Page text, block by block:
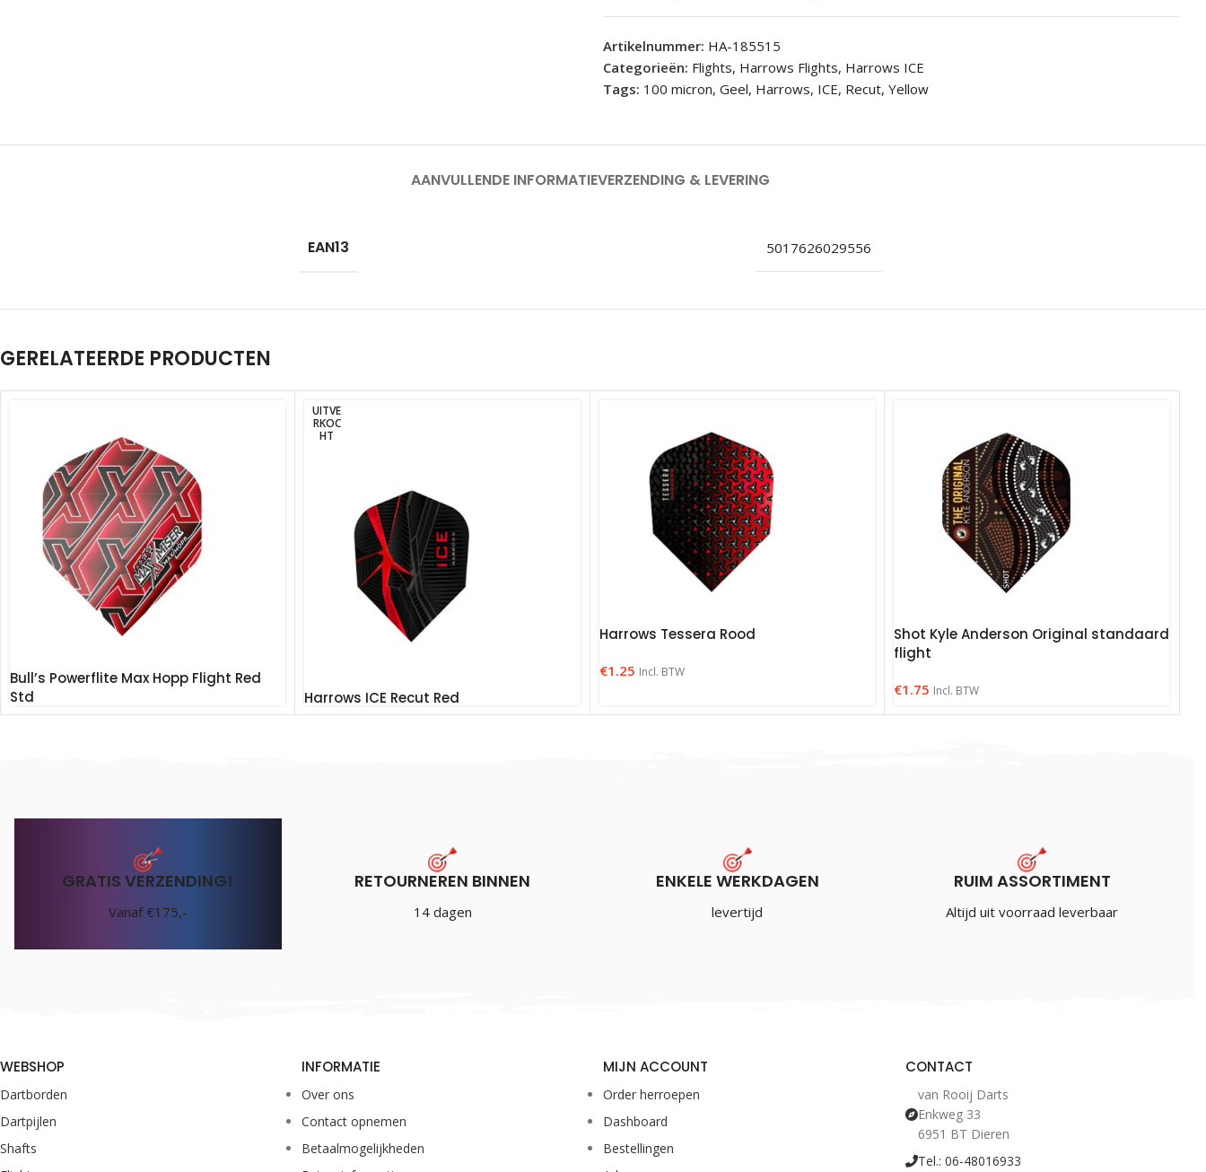
Artikelnummer: HA-185515
Categorieën: Flights, Harrows Flights, Harrows ICE
Tags: 100 micron, Geel, Harrows, ICE, Recut, Yellow
AANVULLENDE INFORMATIEVERZENDING & LEVERING
EAN13 5017626029556
GERELATEERDE PRODUCTEN
Bull’s Powerflite Max Hopp Flight Red
Std
UITVE
RKOC
HT
Harrows ICE Recut Red
Harrows Tessera Rood
€1.25 Incl. BTW
Shot Kyle Anderson Original standaard
flight
€1.75 Incl. BTW
GRATIS VERZENDING!
Vanaf €175,-
RETOURNEREN BINNEN
14 dagen
ENKELE WERKDAGEN
levertijd
RUIM ASSORTIMENT
Altijd uit voorraad leverbaar
WEBSHOP
Dartborden
Dartpijlen
Shafts
INFORMATIE
Over ons
Contact opnemen
Betaalmogelijkheden
MIJN ACCOUNT
Order herroepen
Dashboard
Bestellingen
CONTACT
van Rooij Darts
Enkweg 33
6951 BT Dieren
Tel.: 06-48016933